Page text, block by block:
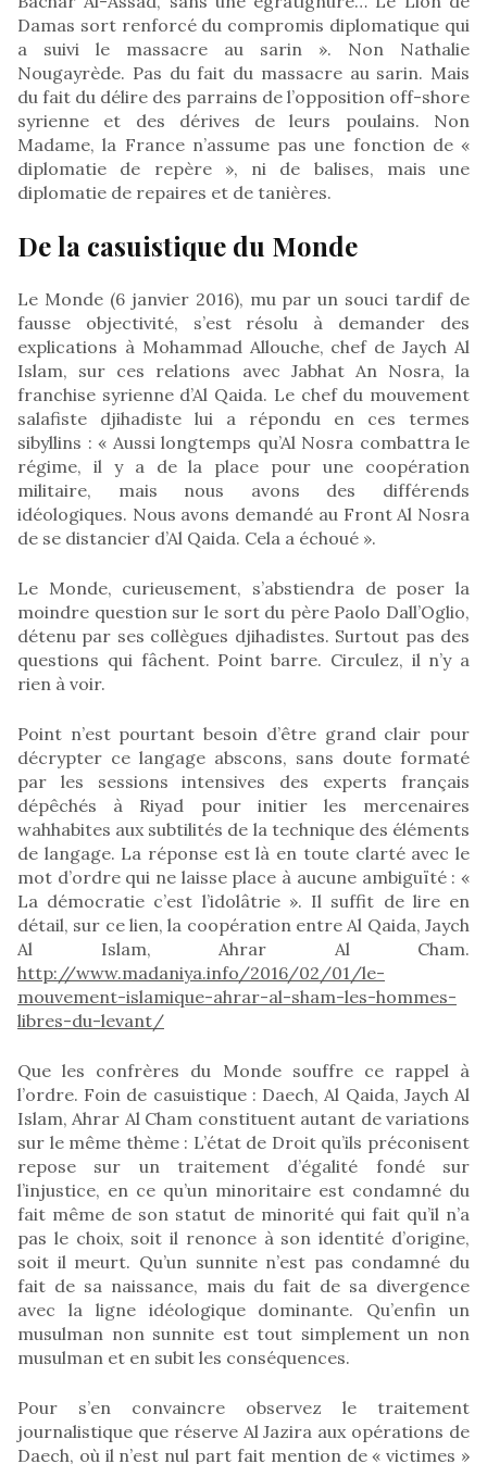
Damas sort renforcé du compromis diplomatique qui
a suivi le massacre au sarin ». Non Nathalie
Nougayrède. Pas du fait du massacre au sarin. Mais
du fait du délire des parrains de l’opposition off-shore
syrienne et des dérives de leurs poulains. Non
Madame, la France n’assume pas une fonction de «
diplomatie de repère », ni de balises, mais une
diplomatie de repaires et de tanières.
De la casuistique du Monde
Le Monde (6 janvier 2016), mu par un souci tardif de
fausse objectivité, s’est résolu à demander des
explications à Mohammad Allouche, chef de Jaych Al
Islam, sur ces relations avec Jabhat An Nosra, la
franchise syrienne d’Al Qaida. Le chef du mouvement
salafiste djihadiste lui a répondu en ces termes
sibyllins : « Aussi longtemps qu’Al Nosra combattra le
régime, il y a de la place pour une coopération
militaire, mais nous avons des différends
idéologiques. Nous avons demandé au Front Al Nosra
de se distancier d’Al Qaida. Cela a échoué ».
Le Monde, curieusement, s’abstiendra de poser la
moindre question sur le sort du père Paolo Dall’Oglio,
détenu par ses collègues djihadistes. Surtout pas des
questions qui fâchent. Point barre. Circulez, il n’y a
rien à voir.
Point n’est pourtant besoin d’être grand clair pour
décrypter ce langage abscons, sans doute formaté
par les sessions intensives des experts français
dépêchés à Riyad pour initier les mercenaires
wahhabites aux subtilités de la technique des éléments
de langage. La réponse est là en toute clarté avec le
mot d’ordre qui ne laisse place à aucune ambiguïté : «
La démocratie c’est l’idolâtrie ». Il suffit de lire en
détail, sur ce lien, la coopération entre Al Qaida, Jaych
Al Islam, Ahrar Al Cham.
http://www.madaniya.info/2016/02/01/le-
mouvement-islamique-ahrar-al-sham-les-hommes-
libres-du-levant/
Que les confrères du Monde souffre ce rappel à
l’ordre. Foin de casuistique : Daech, Al Qaida, Jaych Al
Islam, Ahrar Al Cham constituent autant de variations
sur le même thème : L’état de Droit qu’ils préconisent
repose sur un traitement d’égalité fondé sur
l’injustice, en ce qu’un minoritaire est condamné du
fait même de son statut de minorité qui fait qu’il n’a
pas le choix, soit il renonce à son identité d’origine,
soit il meurt. Qu’un sunnite n’est pas condamné du
fait de sa naissance, mais du fait de sa divergence
avec la ligne idéologique dominante. Qu’enfin un
musulman non sunnite est tout simplement un non
musulman et en subit les conséquences.
Pour s’en convaincre observez le traitement
journalistique que réserve Al Jazira aux opérations de
Daech, où il n’est nul part fait mention de « victimes »